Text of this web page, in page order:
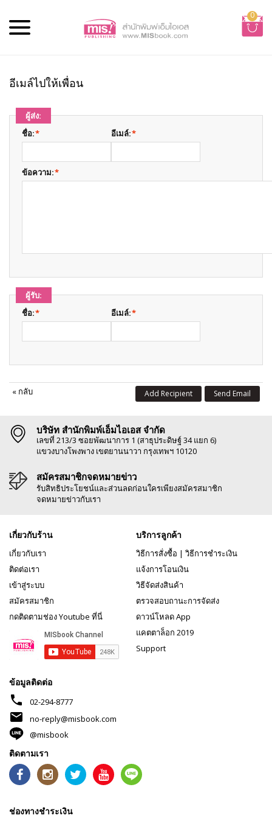
0
อีเมล์ไปให้เพื่อน
ผู้ส่ง:
*
ชื่อ: *
อีเมล์:
*
ข้อความ:
ผู้รับ:
*
ชื่อ: *
อีเมล์:
« กลับ Send Email
Add Recipient
บริษัท สำนักพิมพ์เอ็มไอเอส จำกัด
เลขที่ 213/3 ซอยพัฒนาการ 1 (สาธุประดิษฐ์ 34 แยก 6)
แขวงบางโพงพาง เขตยานนาวา กรุงเทพฯ 10120
สมัครสมาชิกจดหมายข่าว
รับสิทธิประโยชน์และส่วนลดก่อนใครเพียงสมัครสมาชิก
จดหมายข่าวกับเรา
เกี่ยวกับร้าน
เกี่ยวกับเรา
ติดต่อเรา
เข้าสู่ระบบ
สมัครสมาชิก
กดติดตามช่อง Youtube ที่นี่
บริการลูกค้า
วิธีการสั่งซื้อ | วิธีการชำระเงิน
แจ้งการโอนเงิน
วิธีจัดส่งสินค้า
ตรวจสอบถานะการจัดส่ง
ดาวน์โหลด App
แคตตาล็อก 2019
Support
ข้อมูลติดต่อ
phone 02-294-8777
mail
no-reply@misbook.com
@misbook
ติดตามเรา
ช่องทางชำระเงิน